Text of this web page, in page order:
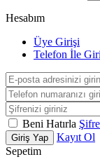
Hesabım
Üye Girişi
Telefon İle
Beni Hatırla
Giriş Yap
Kayıt Ol
Sepetim